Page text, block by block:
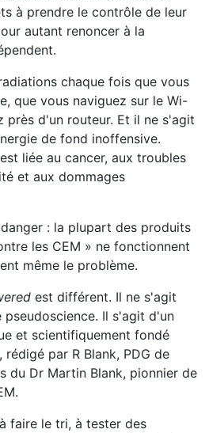
à prendre le contrôle de leur
autant renoncer à la
chaque fois que vous
que vous naviguez sur le Wi-
près d'un routeur. Et il ne s'agit
de fond inoffensive.
liée au cancer, aux troubles
et aux dommages
: la plupart des produits
les CEM » ne fonctionnent
même le problème.
est différent. Il ne s'agit
pseudoscience. Il s'agit d'un
et scientifiquement fondé
par R Blank, PDG de
du Dr Martin Blank, pionnier de
faire le tri, à tester des